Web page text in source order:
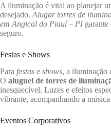
A iluminação é vital ao planejar
desejado. Alugar torres de
em Angical do Piauí – PIgarante
seguro.
Festas e Shows
Para festas e shows, a iluminação
O aluguel de torres de
inesquecível. Luzes e efeitos
vibrante, acompanhando a
Eventos Corporativos